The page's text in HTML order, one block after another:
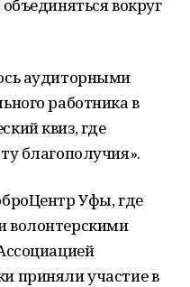
вокруг
аудиторными
работника в
квиз, где
благополучия».
Уфы, где
волонтерскими
приняли участие в